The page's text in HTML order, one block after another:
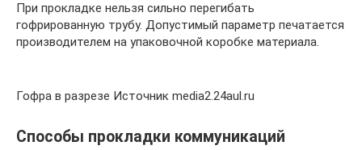
При прокладке нельзя сильно перегибать
гофрированную трубу. Допустимый параметр печатается
производителем на упаковочной коробке материала.
Гофра в разрезе Источник media2.24aul.ru
Способы прокладки коммуникаций